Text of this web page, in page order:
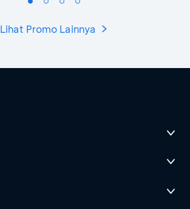
Lihat Promo Lainnya